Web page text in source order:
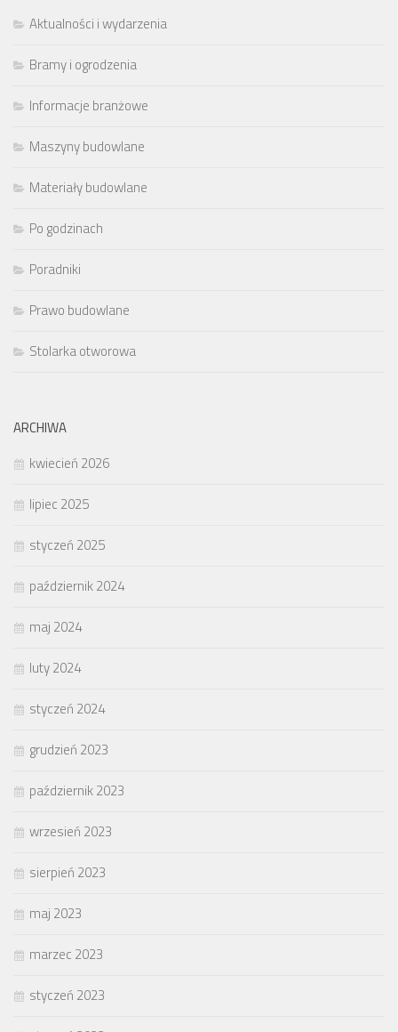
Aktualności i wydarzenia
Bramy i ogrodzenia
Informacje branżowe
Maszyny budowlane
Materiały budowlane
Po godzinach
Poradniki
Prawo budowlane
Stolarka otworowa
ARCHIWA
kwiecień 2026
lipiec 2025
styczeń 2025
październik 2024
maj 2024
luty 2024
styczeń 2024
grudzień 2023
październik 2023
wrzesień 2023
sierpień 2023
maj 2023
marzec 2023
styczeń 2023